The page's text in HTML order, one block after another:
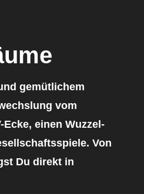
gemütlichem
vom
einen Wuzzel-
Von
Du direkt in